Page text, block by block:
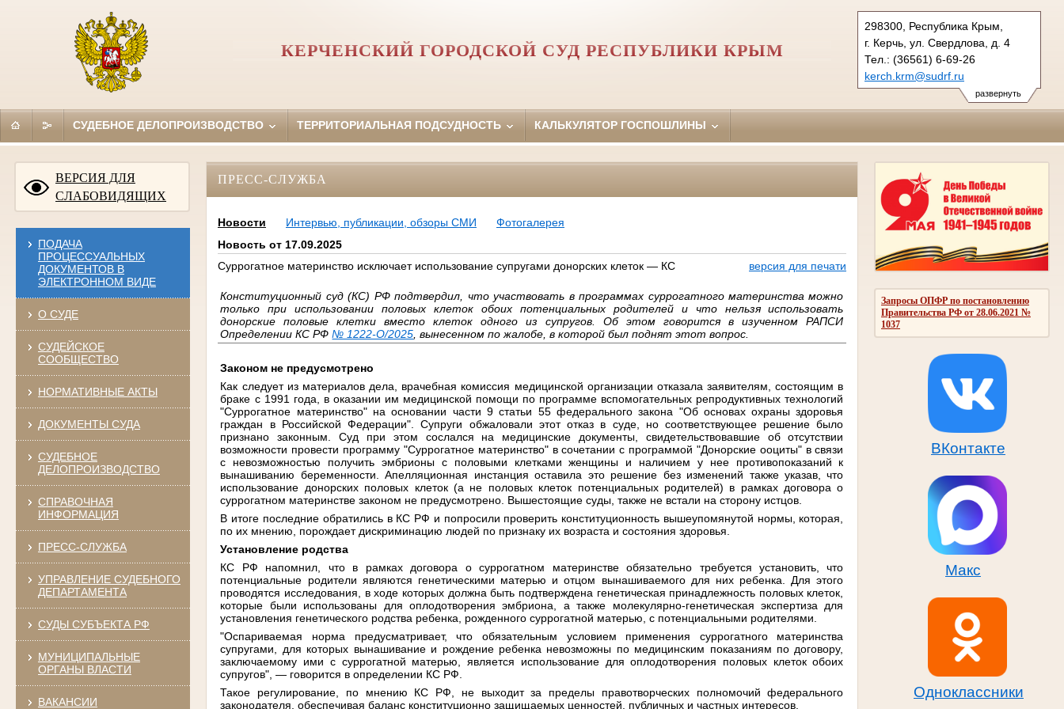
развернуть
298300, Республика Крым,
г. Керчь, ул. Свердлова, д. 4
Тел.: (36561) 6-69-26
kerch.krm@sudrf.ru
КЕРЧЕНСКИЙ ГОРОДСКОЙ СУД РЕСПУБЛИКИ КРЫМ
СУДЕБНОЕ ДЕЛОПРОИЗВОДСТВО ТЕРРИТОРИАЛЬНАЯ ПОДСУДНОСТЬ КАЛЬКУЛЯТОР ГОСПОШЛИНЫ
ВЕРСИЯ ДЛЯ
СЛАБОВИДЯЩИХ
ПОДАЧА
ПРОЦЕССУАЛЬНЫХ
ДОКУМЕНТОВ В
ЭЛЕКТРОННОМ ВИДЕ
О СУДЕ
СУДЕЙСКОЕ
СООБЩЕСТВО
НОРМАТИВНЫЕ АКТЫ
ДОКУМЕНТЫ СУДА
СУДЕБНОЕ
ДЕЛОПРОИЗВОДСТВО
СПРАВОЧНАЯ
ИНФОРМАЦИЯ
ПРЕСС-СЛУЖБА
УПРАВЛЕНИЕ СУДЕБНОГО
ДЕПАРТАМЕНТА
СУДЫ СУБЪЕКТА РФ
МУНИЦИПАЛЬНЫЕ
ОРГАНЫ ВЛАСТИ
ВАКАНСИИ
Запросы ОПФР по постановлению
Правительства РФ от 28.06.2021 №
1037
ВКонтакте
Макс
Одноклассники
ПРЕСС-СЛУЖБА
Новости Интервью, публикации, обзоры СМИ
Фотогалерея
Новость от 17.09.2025
Суррогатное материнство исключает использование супругами донорских клеток — КС
версия для печати
Конституционный суд (КС) РФ подтвердил, что участвовать в программах суррогатного материнства можно
только при использовании половых клеток обоих потенциальных родителей и что нельзя использовать
донорские половые клетки вместо клеток одного из супругов. Об этом говорится в изученном РАПСИ
Определении КС РФ№ 1222-О/2025 , вынесенном по жалобе, в которой был поднят этот вопрос.
Законом не предусмотрено
Как следует из материалов дела, врачебная комиссия медицинской организации отказала заявителям, состоящим в
браке с 1991 года, в оказании им медицинской помощи по программе вспомогательных репродуктивных технологий
"Суррогатное материнство" на основании части 9 статьи 55 федерального закона "Об основах охраны здоровья
граждан в Российской Федерации". Супруги обжаловали этот отказ в суде, но соответствующее решение было
признано законным. Суд при этом сослался на медицинские документы, свидетельствовавшие об отсутствии
возможности провести программу "Суррогатное материнство" в сочетании с программой "Донорские ооциты" в связи
с невозможностью получить эмбрионы с половыми клетками женщины и наличием у нее противопоказаний к
вынашиванию беременности. Апелляционная инстанция оставила это решение без изменений также указав, что
использование донорских половых клеток (а не половых клеток потенциальных родителей) в рамках договора о
суррогатном материнстве законом не предусмотрено. Вышестоящие суды, также не встали на сторону истцов.
В итоге последние обратились в КС РФ и попросили проверить конституционность вышеупомянутой нормы, которая,
по их мнению, порождает дискриминацию людей по признаку их возраста и состояния здоровья.
Установление родства
КС РФ напомнил, что в рамках договора о суррогатном материнстве обязательно требуется установить, что
потенциальные родители являются генетическими матерью и отцом вынашиваемого для них ребенка. Для этого
проводятся исследования, в ходе которых должна быть подтверждена генетическая принадлежность половых клеток,
которые были использованы для оплодотворения эмбриона, а также молекулярно-генетическая экспертиза для
установления генетического родства ребенка, рожденного суррогатной матерью, с потенциальными родителями.
"Оспариваемая норма предусматривает, что обязательным условием применения суррогатного материнства
супругами, для которых вынашивание и рождение ребенка невозможны по медицинским показаниям по договору,
заключаемому ими с суррогатной матерью, является использование для оплодотворения половых клеток обоих
супругов", — говорится в определении КС РФ.
Такое регулирование, по мнению КС РФ, не выходит за пределы правотворческих полномочий федерального
законодателя, обеспечивая баланс конституционно защищаемых ценностей, публичных и частных интересов.